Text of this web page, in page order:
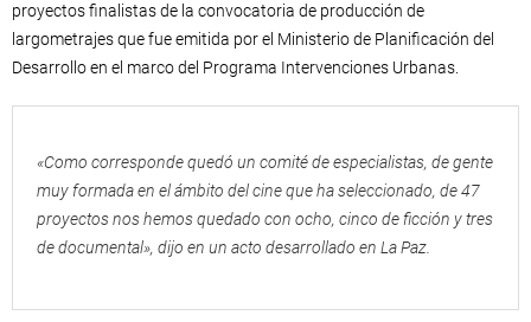
proyectos finalistas de la convocatoria de producción de
largometrajes que fue emitida por el Ministerio de Planificación del
Desarrollo en el marco del Programa Intervenciones Urbanas.
«Como corresponde quedó un comité de especialistas, de gente
muy formada en el ámbito del cine que ha seleccionado, de 47
proyectos nos hemos quedado con ocho, cinco de ficción y tres
de documental», dijo en un acto desarrollado en La Paz.